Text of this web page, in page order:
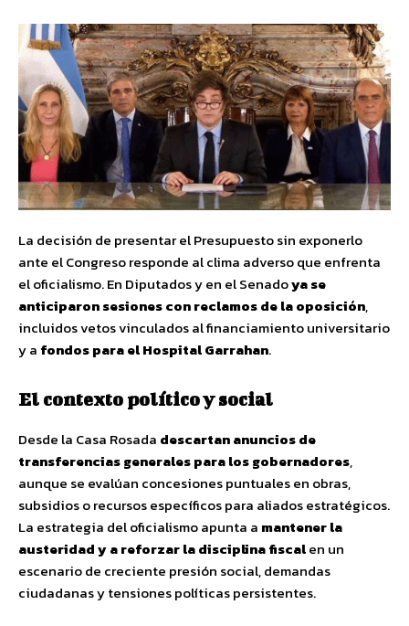
La decisión de presentar el Presupuesto sin exponerlo
ante el Congreso responde al clima adverso que enfrenta
el oficialismo. En Diputados y en el Senadoya se
anticiparon sesiones con reclamos de la oposición,
incluidos vetos vinculados al financiamiento universitario
y a fondos para el Hospital Garrahan.
El contexto político y social
Desde la Casa Rosada descartan anuncios de
transferencias generales para los gobernadores,
aunque se evalúan concesiones puntuales en obras,
subsidios o recursos específicos para aliados estratégicos.
La estrategia del oficialismo apunta a mantener la
austeridad y a reforzar la disciplina fiscalen un
escenario de creciente presión social, demandas
ciudadanas y tensiones políticas persistentes.